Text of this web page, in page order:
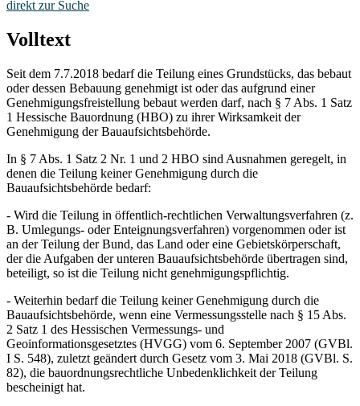
direkt zur Suche
Volltext
Seit dem 7.7.2018 bedarf die Teilung eines Grundstücks, das bebaut
oder dessen Bebauung genehmigt ist oder das aufgrund einer
Genehmigungsfreistellung bebaut werden darf, nach § 7 Abs. 1 Satz
1 Hessische Bauordnung (HBO) zu ihrer Wirksamkeit der
Genehmigung der Bauaufsichtsbehörde.
In § 7 Abs. 1 Satz 2 Nr. 1 und 2 HBO sind Ausnahmen geregelt, in
denen die Teilung keiner Genehmigung durch die
Bauaufsichtsbehörde bedarf:
- Wird die Teilung in öffentlich-rechtlichen Verwaltungsverfahren (z.
B. Umlegungs- oder Enteignungsverfahren) vorgenommen oder ist
an der Teilung der Bund, das Land oder eine Gebietskörperschaft,
der die Aufgaben der unteren Bauaufsichtsbehörde übertragen sind,
beteiligt, so ist die Teilung nicht genehmigungspflichtig.
- Weiterhin bedarf die Teilung keiner Genehmigung durch die
Bauaufsichtsbehörde, wenn eine Vermessungsstelle nach § 15 Abs.
2 Satz 1 des Hessischen Vermessungs- und
Geoinformationsgesetztes (HVGG) vom 6. September 2007 (GVBl.
I S. 548), zuletzt geändert durch Gesetz vom 3. Mai 2018 (GVBl. S.
82), die bauordnungsrechtliche Unbedenklichkeit der Teilung
bescheinigt hat.